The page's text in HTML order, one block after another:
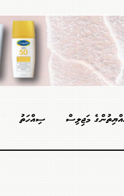
މަޖިލިސް ސިއްހަތު